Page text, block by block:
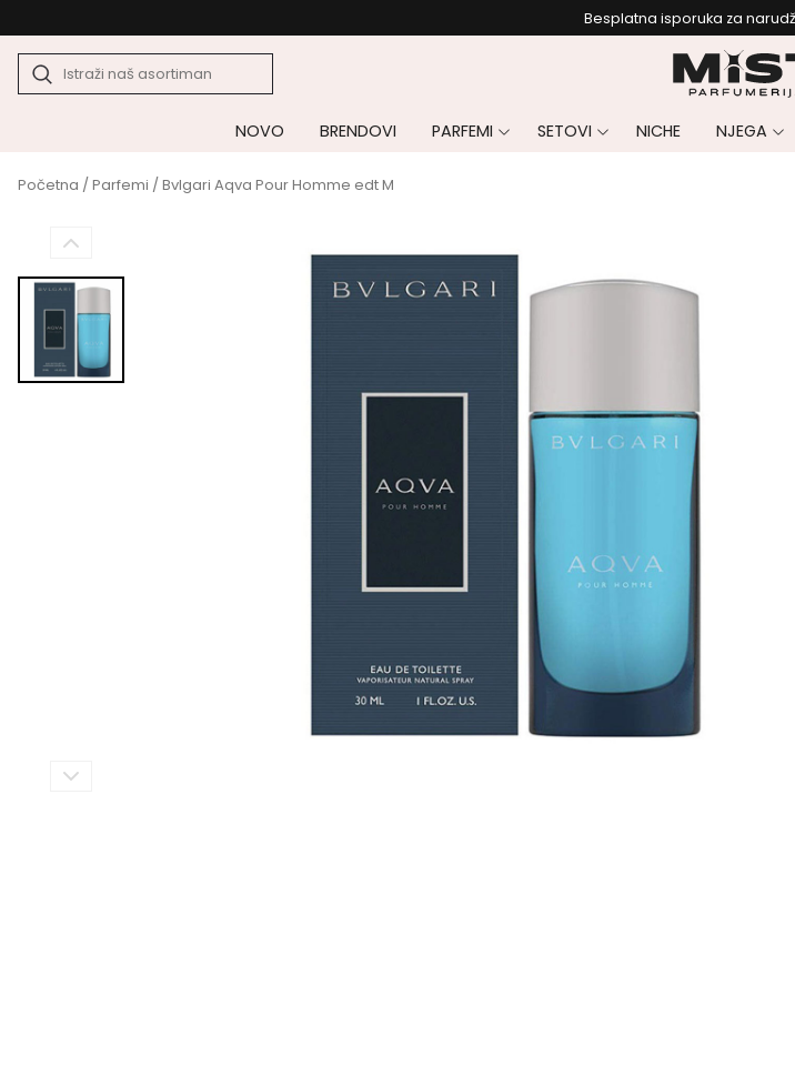
Besplatna isporuka za
NOVO BRENDOVI PARFEMI SETOVI NICHE NJEGA
Početna /Parfemi / Bvlgari Aqva Pour Homme edt M